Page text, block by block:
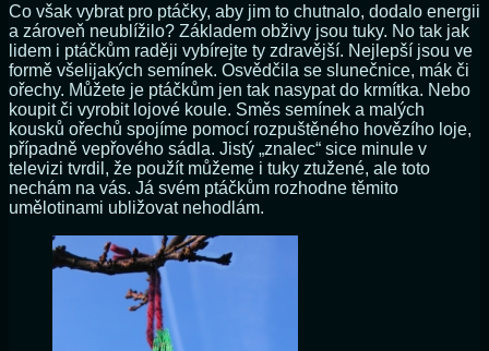
Co však vybrat pro ptáčky, aby jim to chutnalo, dodalo energii
a zároveň neublížilo? Základem obživy jsou tuky. No tak jak
lidem i ptáčkům raději vybírejte ty zdravější. Nejlepší jsou ve
formě všelijakých semínek. Osvědčila se slunečnice, mák či
ořechy. Můžete je ptáčkům jen tak nasypat do krmítka. Nebo
koupit či vyrobit lojové koule. Směs semínek a malých
kousků ořechů spojíme pomocí rozpuštěného hovězího loje,
případně vepřového sádla. Jistý „znalec“ sice minule v
televizi tvrdil, že použít můžeme i tuky ztužené, ale toto
nechám na vás. Já svém ptáčkům rozhodne těmito
umělotinami ubližovat nehodlám.